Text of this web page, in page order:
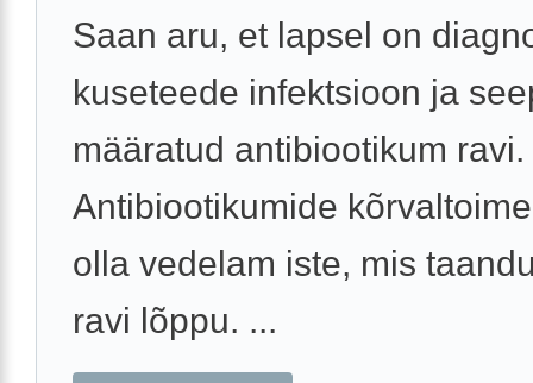
Saan aru, et lapsel on
kuseteede infektsioon ja
määratud antibiootikum ravi.
Antibiootikumide
olla vedelam iste, mis
ravi lõppu. ...